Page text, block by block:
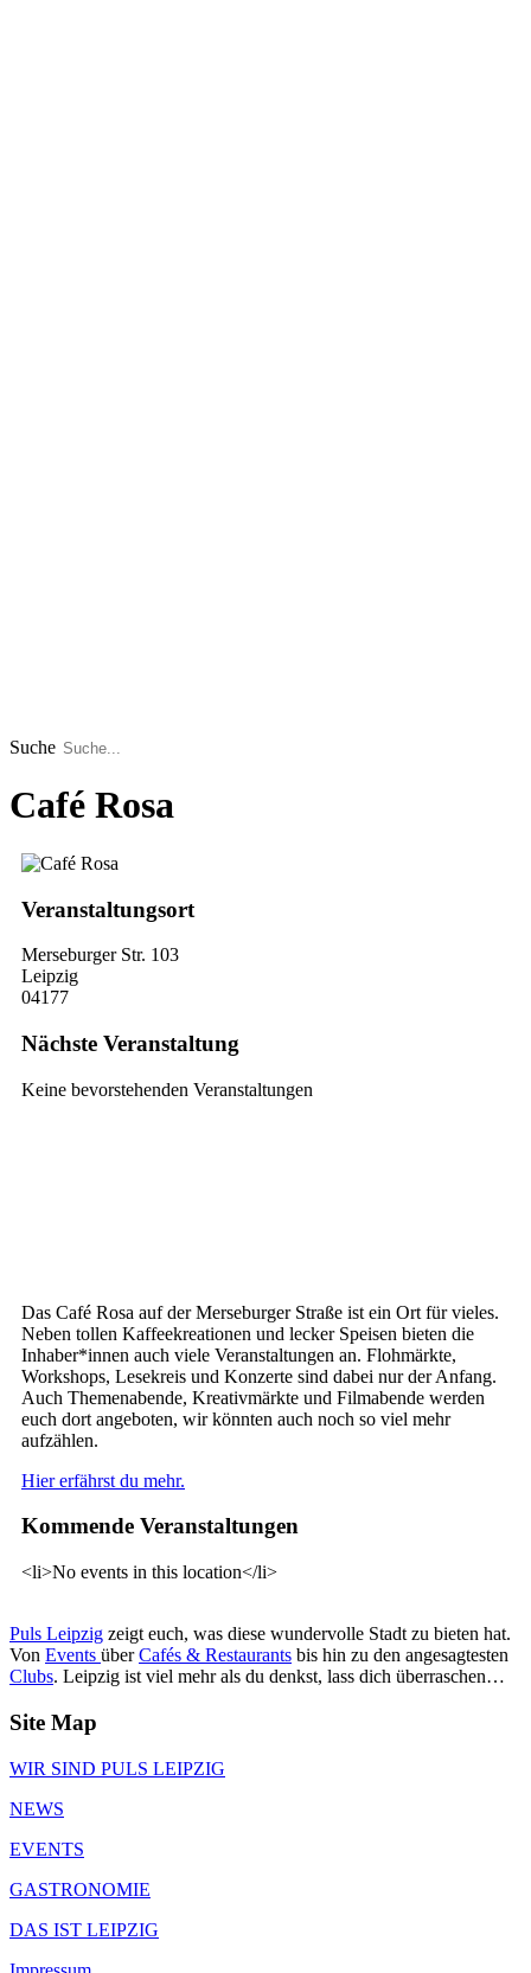
Suche
Café Rosa
Veranstaltungsort
Merseburger Str. 103
Leipzig
04177
Nächste Veranstaltung
Keine bevorstehenden Veranstaltungen
Das Café Rosa auf der Merseburger Straße ist ein Ort für vieles.
Neben tollen Kaffeekreationen und lecker Speisen bieten die
Inhaber*innen auch viele Veranstaltungen an. Flohmärkte,
Workshops, Lesekreis und Konzerte sind dabei nur der Anfang.
Auch Themenabende, Kreativmärkte und Filmabende werden
euch dort angeboten, wir könnten auch noch so viel mehr
aufzählen.
Hier erfährst du mehr.
Kommende Veranstaltungen
<li>No events in this location</li>
Puls Leipzig zeigt euch, was diese wundervolle Stadt zu bieten hat.
Von Events überCafés & Restaurants bis hin zu den angesagtesten
Clubs. Leipzig ist viel mehr als du denkst, lass dich überraschen…
Site Map
WIR SIND PULS LEIPZIG
NEWS
EVENTS
GASTRONOMIE
DAS IST LEIPZIG